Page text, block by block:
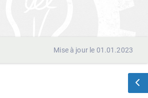
Mise à jour le 01.01.2023